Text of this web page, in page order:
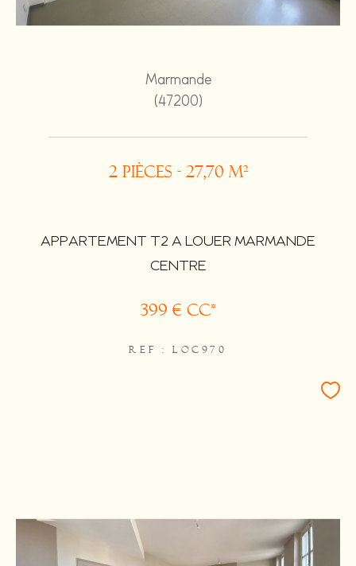
Marmande
(47200)
2 pièces - 27,70 m²
APPARTEMENT T2 A LOUER MARMANDE
CENTRE
399 € CC*
REF : LOC970